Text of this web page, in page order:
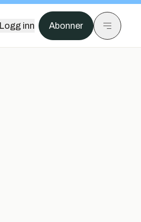
Logg inn Abonner